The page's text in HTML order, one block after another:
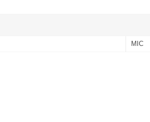
MIC